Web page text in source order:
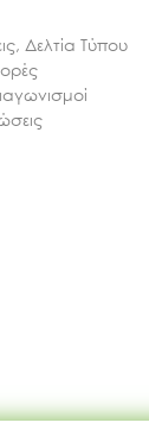
Δελτία Τύπου